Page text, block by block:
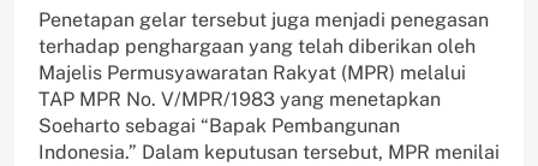
Penetapan gelar tersebut juga menjadi penegasan
terhadap penghargaan yang telah diberikan oleh
Majelis Permusyawaratan Rakyat (MPR) melalui
TAP MPR No. V/MPR/1983 yang menetapkan
Soeharto sebagai “Bapak Pembangunan
Indonesia.” Dalam keputusan tersebut, MPR menilai